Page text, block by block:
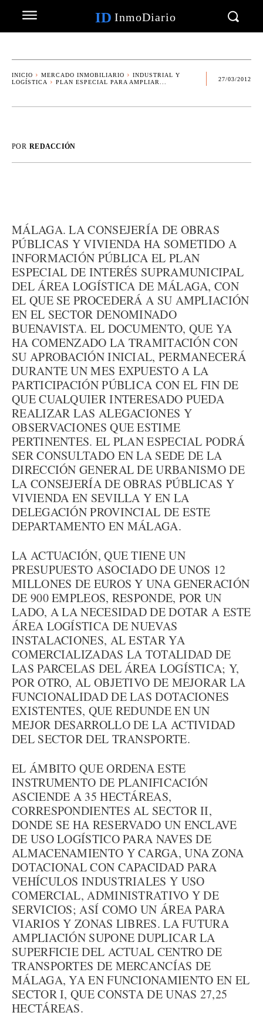
ID InmoDiario
INICIO MERCADO INMOBILIARIO
INDUSTRIAL Y
LOGÍSTICA
PLAN ESPECIAL PARA AMPLIAR...
27/03/2012
POR REDACCIÓN
MÁLAGA. LA CONSEJERÍA DE OBRAS
PÚBLICAS Y VIVIENDA HA SOMETIDO A
INFORMACIÓN PÚBLICA EL PLAN
ESPECIAL DE INTERÉS SUPRAMUNICIPAL
DEL ÁREA LOGÍSTICA DE MÁLAGA, CON
EL QUE SE PROCEDERÁ A SU AMPLIACIÓN
EN EL SECTOR DENOMINADO
BUENAVISTA. EL DOCUMENTO, QUE YA
HA COMENZADO LA TRAMITACIÓN CON
SU APROBACIÓN INICIAL, PERMANECERÁ
DURANTE UN MES EXPUESTO A LA
PARTICIPACIÓN PÚBLICA CON EL FIN DE
QUE CUALQUIER INTERESADO PUEDA
REALIZAR LAS ALEGACIONES Y
OBSERVACIONES QUE ESTIME
PERTINENTES. EL PLAN ESPECIAL PODRÁ
SER CONSULTADO EN LA SEDE DE LA
DIRECCIÓN GENERAL DE URBANISMO DE
LA CONSEJERÍA DE OBRAS PÚBLICAS Y
VIVIENDA EN SEVILLA Y EN LA
DELEGACIÓN PROVINCIAL DE ESTE
DEPARTAMENTO EN MÁLAGA.
LA ACTUACIÓN, QUE TIENE UN
PRESUPUESTO ASOCIADO DE UNOS 12
MILLONES DE EUROS Y UNA GENERACIÓN
DE 900 EMPLEOS, RESPONDE, POR UN
LADO, A LA NECESIDAD DE DOTAR A ESTE
ÁREA LOGÍSTICA DE NUEVAS
INSTALACIONES, AL ESTAR YA
COMERCIALIZADAS LA TOTALIDAD DE
LAS PARCELAS DEL ÁREA LOGÍSTICA; Y,
POR OTRO, AL OBJETIVO DE MEJORAR LA
FUNCIONALIDAD DE LAS DOTACIONES
EXISTENTES, QUE REDUNDE EN UN
MEJOR DESARROLLO DE LA ACTIVIDAD
DEL SECTOR DEL TRANSPORTE.
EL ÁMBITO QUE ORDENA ESTE
INSTRUMENTO DE PLANIFICACIÓN
ASCIENDE A 35 HECTÁREAS,
CORRESPONDIENTES AL SECTOR II,
DONDE SE HA RESERVADO UN ENCLAVE
DE USO LOGÍSTICO PARA NAVES DE
ALMACENAMIENTO Y CARGA, UNA ZONA
DOTACIONAL CON CAPACIDAD PARA
VEHÍCULOS INDUSTRIALES Y USO
COMERCIAL, ADMINISTRATIVO Y DE
SERVICIOS; ASÍ COMO UN ÁREA PARA
VIARIOS Y ZONAS LIBRES. LA FUTURA
AMPLIACIÓN SUPONE DUPLICAR LA
SUPERFICIE DEL ACTUAL CENTRO DE
TRANSPORTES DE MERCANCÍAS DE
MÁLAGA, YA EN FUNCIONAMIENTO EN EL
SECTOR I, QUE CONSTA DE UNAS 27,25
HECTÁREAS.